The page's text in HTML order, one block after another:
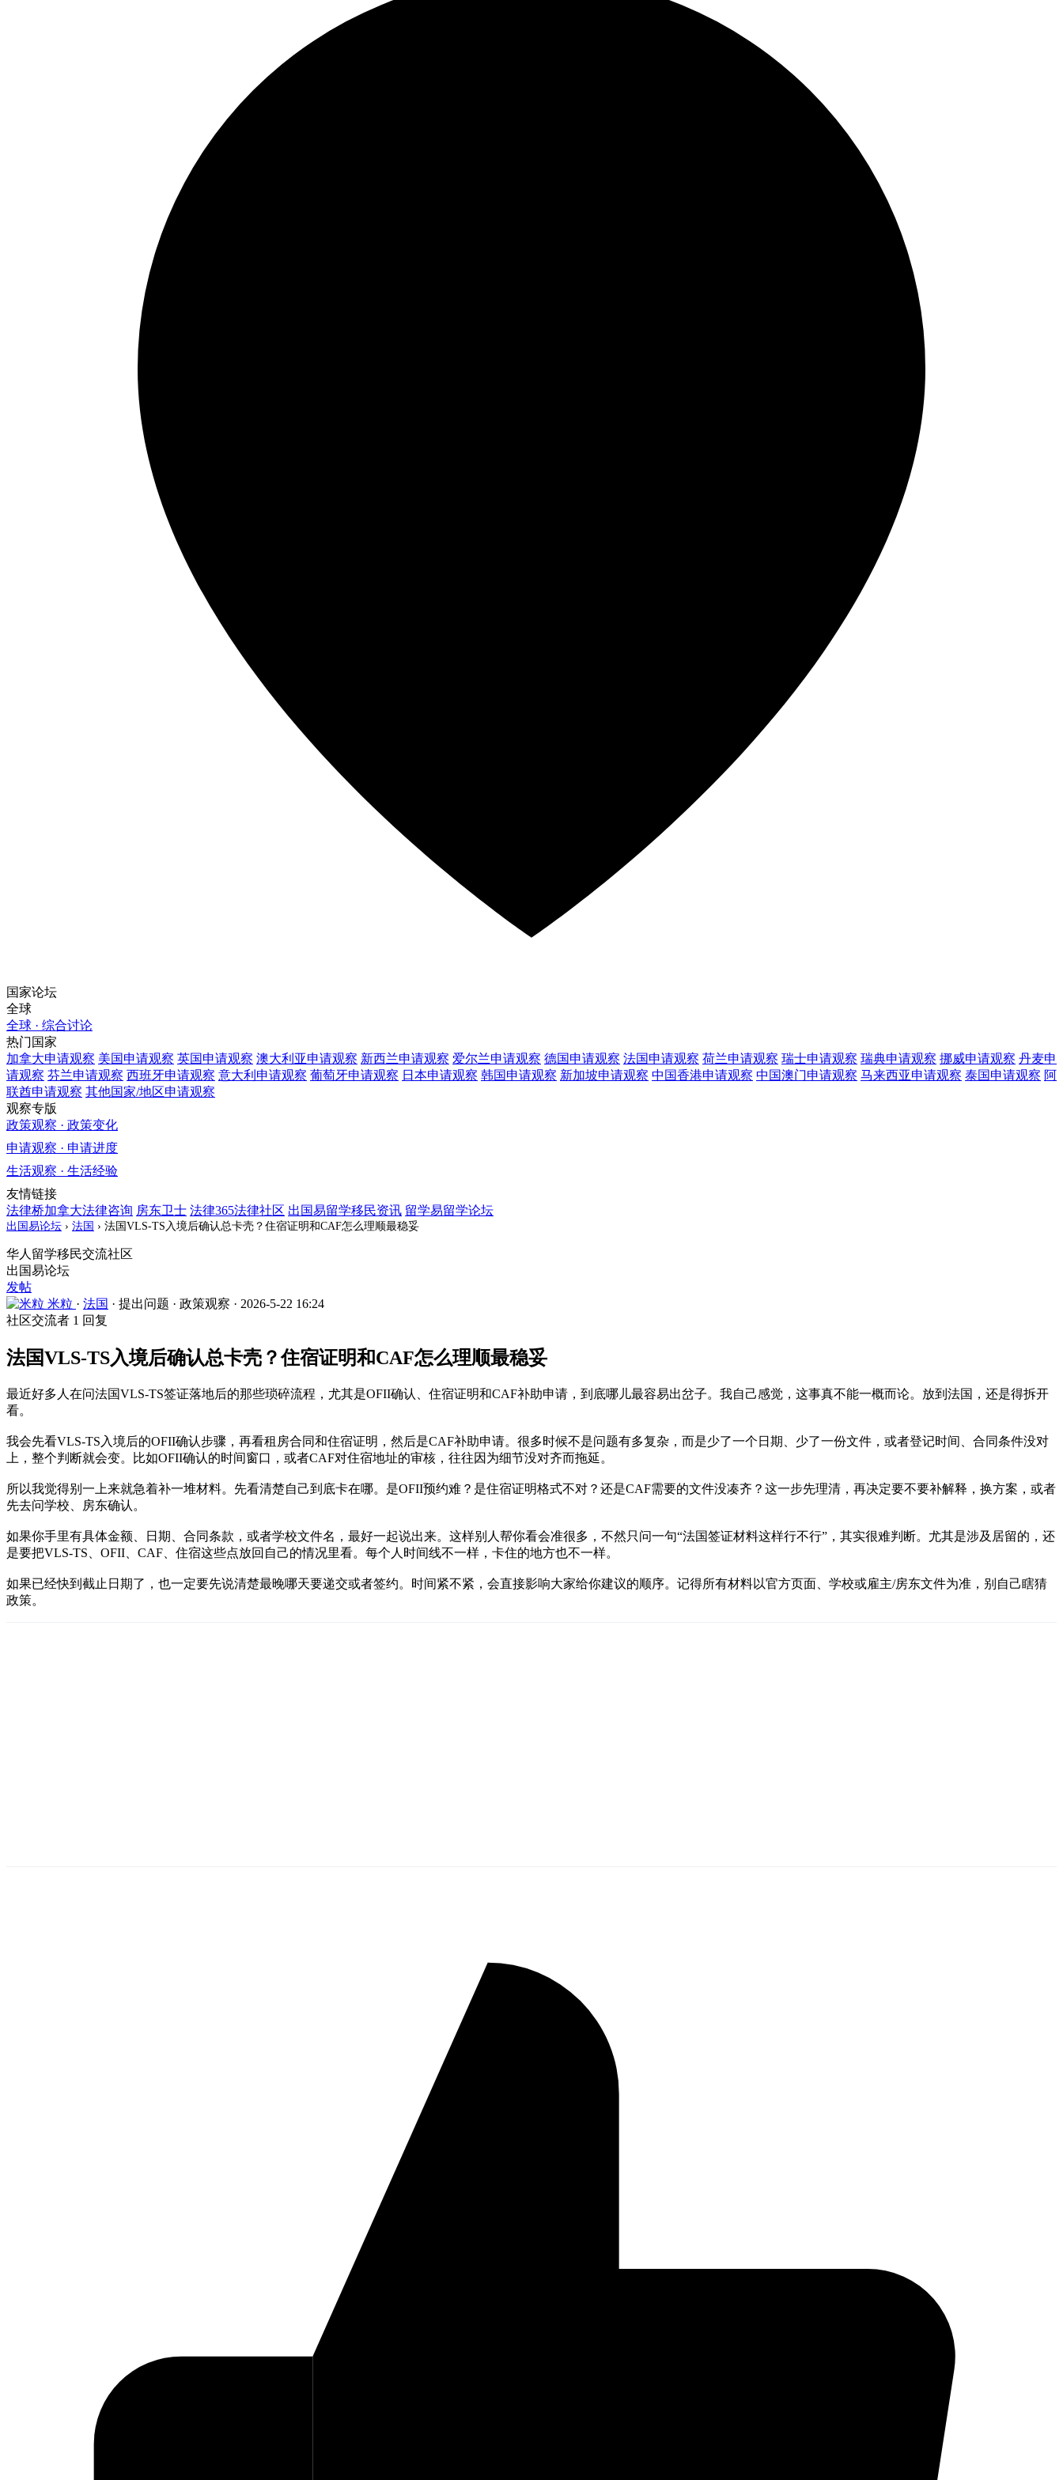
国家论坛
全球
全球 · 综合讨论
热门国家
加拿大申请观察 美国申请观察 英国申请观察 澳大利亚申请观察 新西兰申请观察 爱尔兰申请观察 德国申请观察 法国申请观察 荷兰申请观察 瑞士申请观察 瑞典申请观察 挪威申请观察 丹麦申
请观察 芬兰申请观察 西班牙申请观察 意大利 申请观察 葡萄牙申请观察 日本申请观察 韩国申请观察 新加坡申请观察 中国香港申请观察 中国澳门申请观察 马来西亚申请观察 泰国申请观察 阿
联酋申请观察 其他国家/地区申请观察
观察专版
政策观察 · 政策变化
申请观察 · 申请进度
生活观察 · 生活经验
友情链接
法律桥加拿大法律咨询 房东卫士 法律365法律社区 出国易留学移民资讯 留学易留学论坛
出国易论坛 › 法国 › 法国VLS-TS入境后确认总卡壳？住宿证明和CAF怎么理顺最稳妥
华人留学移民交流社区
出国易论坛
发帖
米粒 · 法国 · 提出问题 · 政策观察 · 2026-5-22 16:24
社区交流者 1 回复
法国VLS-TS入境后确认总卡壳？住宿证明和CAF怎么理顺最稳妥
最近好多人在问法国VLS-TS签证落地后的那些琐碎流程，尤其是OFII确认、住宿证明和CAF补助申请，到底哪儿最容易出岔子。我自己感觉，这事真不能一概而论。放到法国，还是得拆开
看。
我会先看VLS-TS入境后的OFII确认步骤，再看租房合同和住宿证明，然后是CAF补助申请。很多时候不是问题有多复杂，而是少了一个日期、少了一份文件，或者登记时间、合同条件没对
上，整个判断就会变。比如OFII确认的时间窗口，或者CAF对住宿地址的审核，往往因为细节没对齐而拖延。
所以我觉得别一上来就急着补一堆材料。先看清楚自己到底卡在哪。是OFII预约难？是住宿证明格式不对？还是CAF需要的文件没凑齐？这一步先理清，再决定要不要补解释，换方案，或者
先去问学校、房东确认。
如果你手里有具体金额、日期、合同条款，或者学校文件名，最好一起说出来。这样别人帮你看会准很多，不然只问一句“法国签证材料这样行不行”，其实很难判断。尤其是涉及居留的，还
是要把VLS-TS、OFII、CAF、住宿这些点放回自己的情况里看。每个人时间线不一样，卡住的地方也不一样。
如果已经快到截止日期了，也一定要先说清楚最晚哪天要递交或者签约。时间紧不紧，会直接影响大家给你建议的顺序。记得所有材料以官方页面、学校或雇主/房东文件为准，别自己瞎猜
政策。